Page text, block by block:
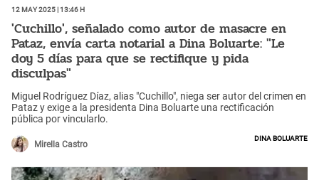
12 May 2025 | 13:46 h
'Cuchillo', señalado como autor de masacre en
Pataz, envía carta notarial a Dina Boluarte: "Le
doy 5 días para que se rectifique y pida
disculpas"
Miguel Rodríguez Díaz, alias "Cuchillo", niega ser autor del crimen en
Pataz y exige a la presidenta Dina Boluarte una rectificación
pública por vincularlo.
Mirella Castro
Dina Boluarte